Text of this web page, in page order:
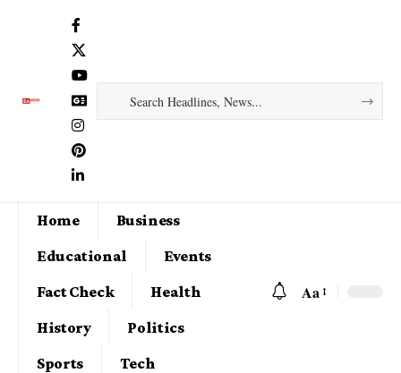
Home
Business
Educational
Events
Fact Check
Health
History
Politics
Sports
Tech
Aa